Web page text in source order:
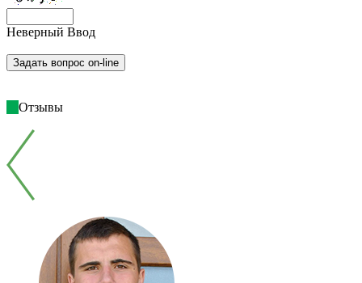
Неверный Ввод
Отзывы